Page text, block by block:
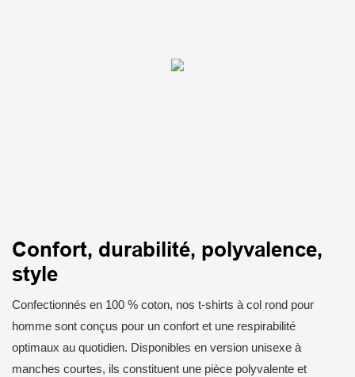
Confort, durabilité, polyvalence,
style
Confectionnés en 100 % coton, nos t-shirts à col rond pour
homme sont conçus pour un confort et une respirabilité
optimaux au quotidien. Disponibles en version unisexe à
manches courtes, ils constituent une pièce polyvalente et